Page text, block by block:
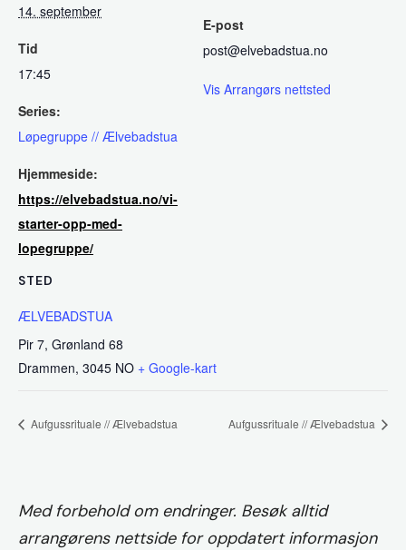
14. september
Tid
17:45
Series:
Løpegruppe // Ælvebadstua
Hjemmeside:
https://elvebadstua.no/vi-
starter-opp-med-
lopegruppe/
STED
ÆLVEBADSTUA
Pir 7, Grønland 68
Drammen, 3045 NO + Google-kart
E-post
post@elvebadstua.no
Vis Arrangørs nettsted
Aufgussrituale // Ælvebadstua Aufgussrituale // Ælvebadstua
Med forbehold om endringer. Besøk alltid
arrangørens nettside for oppdatert informasjon